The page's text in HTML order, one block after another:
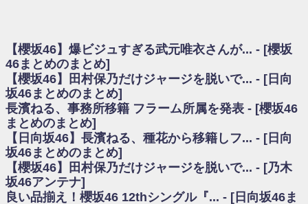
日向坂46まとめのまとめ / 【日向坂46】富田鈴花1st写真集、発売記念記者
会見の模様がこちら！
乃木坂欅坂まとめのまとめ / 【日向坂46】河田陽菜卒業の影響、ガチでデ
カそう...
欅坂あんてな ～欅坂46のニュース・情報・話題をピックアップ / れなッ
ピーズ集結！櫻坂46守屋麗奈×遠藤理子、8/6「ラヴィット！」水曜スタジオ出
演決定
欅坂/日向坂46まとめのまとめ / 【櫻坂46】田村保乃だけジャージを脱いで
いた理由
日向坂46まとめのまとめ / 【日向坂46】若林さん「笑えないぐらい師匠だ
から」佐々木久美と卒業後初の共演の様子がこちら！【激レアさん】
日向坂46まとめのまとめ / 【元日向坂46】情報解禁前で言えない！？丹生
ちゃん、メンバーと会った模様
【櫻坂46】爆ビジュすぎる武元唯衣さんが... - [櫻坂
46まとめのまとめ]
【櫻坂46】田村保乃だけジャージを脱いで... - [日向
坂46まとめのまとめ]
長濱ねる、事務所移籍 フラーム所属を発表 - [櫻坂46
まとめのまとめ]
【日向坂46】長濱ねる、種花から移籍しフ... - [日向
坂46まとめのまとめ]
【櫻坂46】田村保乃だけジャージを脱いで... - [乃木
坂46アンテナ]
良い品揃え！櫻坂46 12thシングル『... - [日向坂46ま